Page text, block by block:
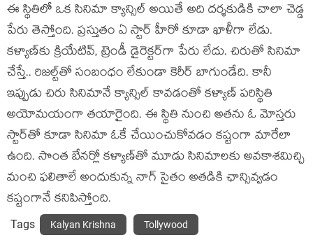
ఈ స్థితిలో ఒక సినిమా క్యాన్సిల్ అయితే అది దర్శకుడికి చాలా చెడ్డ
పేరు తెస్తోంది. ప్రస్తుతం ఏ స్టార్ హీరో కూడా ఖాళీగా లేడు.
కళ్యాణ్‌కు క్రియేటివ్, ట్రెండీ డైరెక్టర్‌గా పేరు లేదు. చిరుతో సినిమా
చేస్తే.. రిజల్ట్‌తో సంబంధం లేకుండా కెరీర్ బాగుండేది. కానీ
ఇప్పుడు చిరు సినిమానే క్యాన్సిల్ కావడంతో కళ్యాణ్ పరిస్థితి
అయోమయంగా తయారైంది. ఈ స్థితి నుంచి అతను ఓ మోస్తరు
స్టార్‌తో కూడా సినిమా ఓకే చేయించుకోవడం కష్టంగా మారేలా
ఉంది. సొంత బేనర్లో కళ్యాణ్‌తో మూడు సినిమాలకు అవకాశమిచ్చి
మంచి ఫలితాలే అందుకున్న నాగ్ సైతం అతడికి ఛాన్సివ్వడం
కష్టంగానే కనిపిస్తోంది.
Tags Kalyan Krishna Tollywood